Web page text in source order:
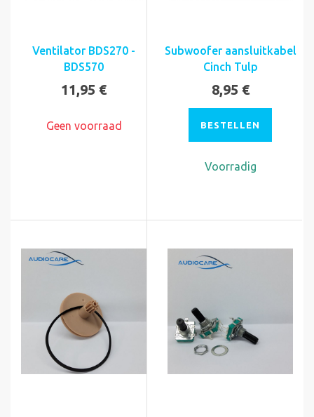
Ventilator BDS270 -
BDS570
11,95 €
Geen voorraad
Subwoofer aansluitkabel
Cinch Tulp
8,95 €
BESTELLEN
Voorradig